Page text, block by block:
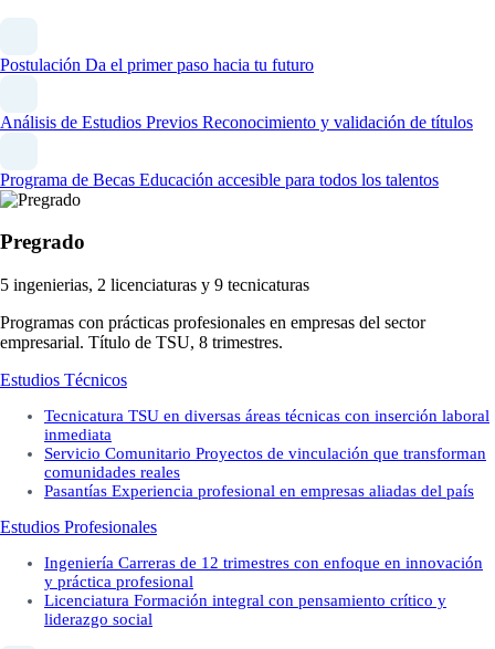
Postulación Da el primer paso hacia tu futuro
Análisis de Estudios Previos Reconocimiento y validación de títulos
Programa de Becas Educación accesible para todos los talentos
Pregrado
5 ingenierias, 2 licenciaturas y 9 tecnicaturas
Programas con prácticas profesionales en empresas del sector
empresarial. Título de TSU, 8 trimestres.
Estudios Técnicos
Tecnicatura TSU en diversas áreas técnicas con inserción laboral
inmediata
Servicio Comunitario Proyectos de vinculación que transforman
comunidades reales
Pasantías Experiencia profesional en empresas aliadas del país
Estudios Profesionales
Ingeniería Carreras de 12 trimestres con enfoque en innovación
y práctica profesional
Licenciatura Formación integral con pensamiento crítico y
liderazgo social